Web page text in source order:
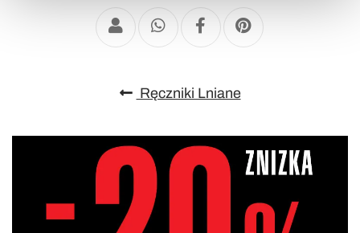
Approfondisci come vengono elaborati i tuoi dati personali
e imposta le tue preferenze nella sezione dettagli
modificare o ritirare il tuo consenso in qualsiasi momento
Utilizziamo i cookie per personalizzare contenuti ed
analizzare il nostro traffico. Condividiamo inoltre
informazioni sul modo in cui utilizza il nostro sito con i
pubblicità e social media, i quali potrebbero combinarle
con altre informazioni che ha fornito loro o che hanno
Ręczniki Lniane